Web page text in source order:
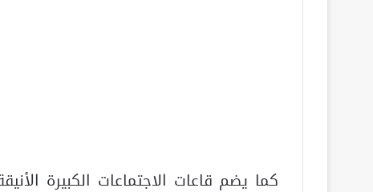
كما يضم قاعات الاجتماعات الكبيرة